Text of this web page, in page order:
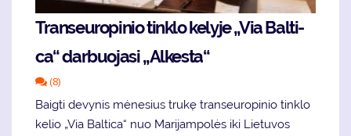
Tran­seu­ro­pi­nio tin­klo ke­ly­je „Via Bal­ti­
ca“ dar­buo­ja­si „Al­kes­ta“
(8)
Baig­ti de­vy­nis mė­ne­sius tru­kę tran­seu­ro­pi­nio tin­klo
ke­lio „Via Bal­ti­ca“ nuo Marijampolės iki Lietuvos